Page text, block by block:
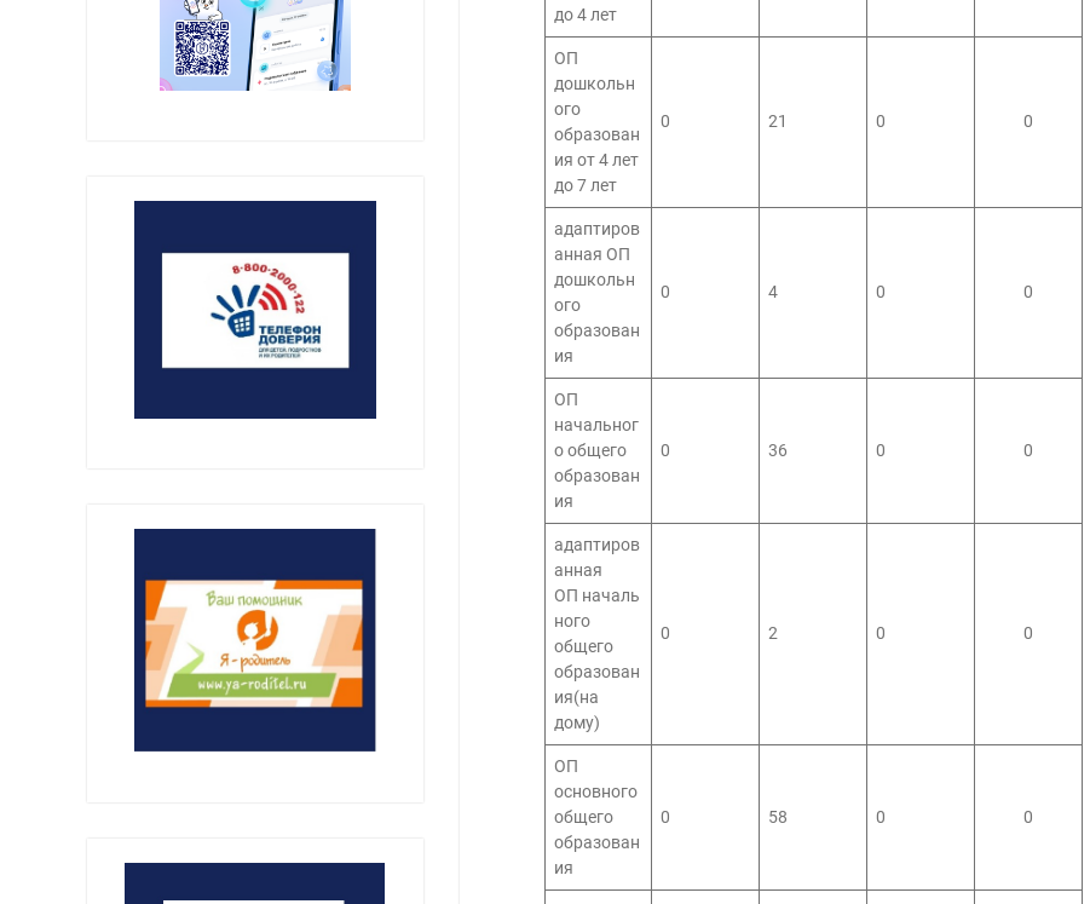
до 4 лет
ОП
дошкольн
ого
образован
ия от 4 лет
до 7 лет
0 21 0 0
адаптиров
анная ОП
дошкольн
ого
образован
ия
0 4 0 0
ОП
начальног
о общего
образован
ия
0 36 0 0
адаптиров
анная
ОП началь
ного
общего
образован
ия(на
дому)
0 2 0 0
ОП
основного
общего
образован
ия
0 58 0 0